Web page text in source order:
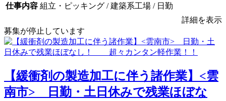
仕事内容 組立・ピッキング / 建築系工場 / 日勤
詳細を表示
募集が停止しています
【緩衝剤の製造加工に伴う諸作業】<雲
南市> 日勤・土日休みで残業ほぼな